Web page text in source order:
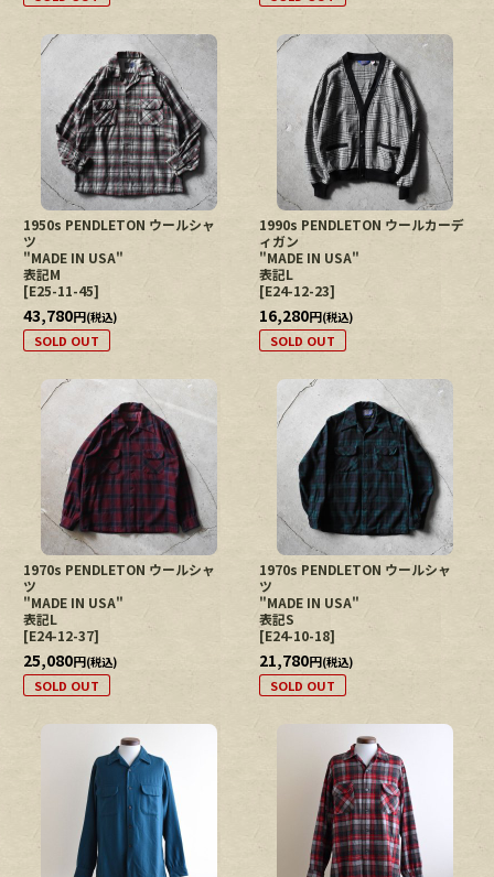
1950s PENDLETON ウールシャ
ツ
"MADE IN USA"
表記M
[E25-11-45]
43,780円(税込)
SOLD OUT
1990s PENDLETON ウールカーデ
ィガン
"MADE IN USA"
表記L
[E24-12-23]
16,280円(税込)
SOLD OUT
1970s PENDLETON ウールシャ
ツ
"MADE IN USA"
表記L
[E24-12-37]
25,080円(税込)
SOLD OUT
1970s PENDLETON ウールシャ
ツ
"MADE IN USA"
表記S
[E24-10-18]
21,780円(税込)
SOLD OUT